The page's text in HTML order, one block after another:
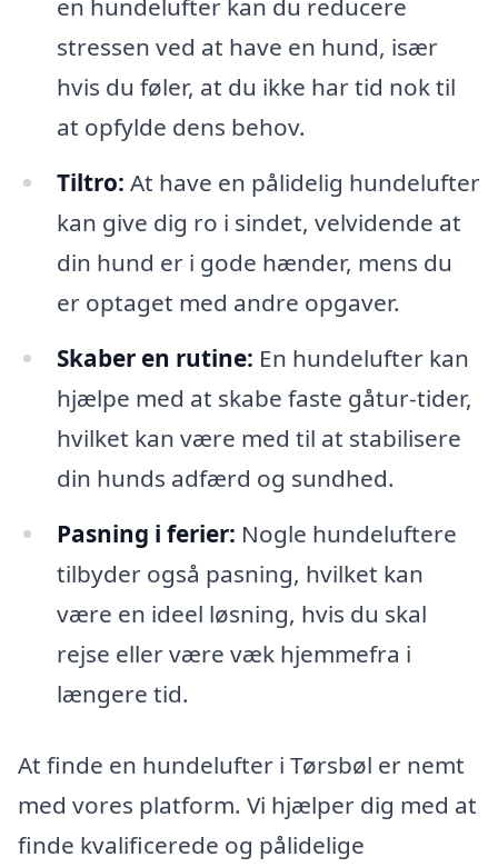
en hundelufter kan du reducere
stressen ved at have en hund, især
hvis du føler, at du ikke har tid nok til
at opfylde dens behov.
Tiltro: At have en pålidelig hundelufter
kan give dig ro i sindet, velvidende at
din hund er i gode hænder, mens du
er optaget med andre opgaver.
Skaber en rutine: En hundelufter kan
hjælpe med at skabe faste gåtur-tider,
hvilket kan være med til at stabilisere
din hunds adfærd og sundhed.
Pasning i ferier: Nogle hundeluftere
tilbyder også pasning, hvilket kan
være en ideel løsning, hvis du skal
rejse eller være væk hjemmefra i
længere tid.
At finde en hundelufter i Tørsbøl er nemt
med vores platform. Vi hjælper dig med at
finde kvalificerede og pålidelige